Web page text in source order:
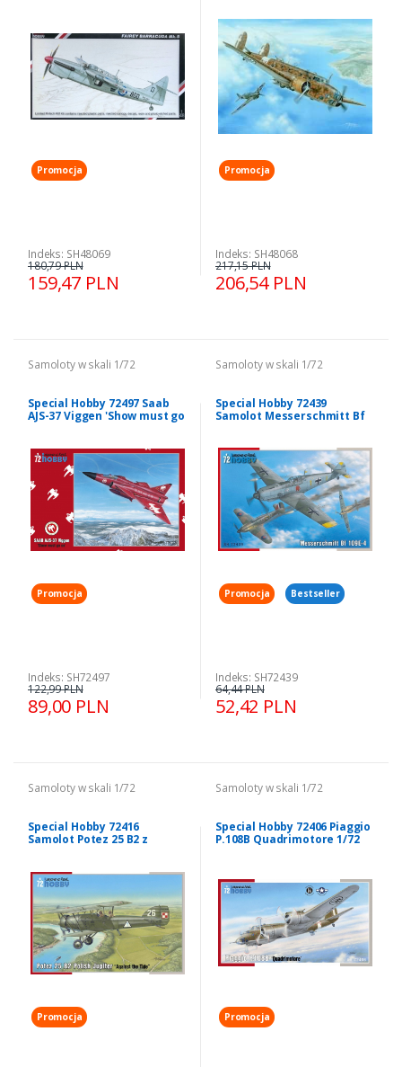
Promocja
Indeks: SH48069
159,47 PLN
180,79 PLN
Promocja
Indeks: SH48068
206,54 PLN
217,15 PLN
Samoloty w skali 1/72
Special Hobby 72497 Saab
AJS-37 Viggen 'Show must go
Promocja
Indeks: SH72497
89,00 PLN
122,99 PLN
Samoloty w skali 1/72
Special Hobby 72439
Samolot Messerschmitt Bf
Promocja Bestseller
Indeks: SH72439
52,42 PLN
64,44 PLN
Samoloty w skali 1/72
Special Hobby 72416
Samolot Potez 25 B2 z
Promocja
Samoloty w skali 1/72
Special Hobby 72406 Piaggio
P.108B Quadrimotore 1/72
Promocja